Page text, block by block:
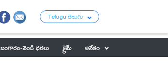
Telugu తెలుగు
బంగారం-వెండి ధరలు క్రైమ్
అనేకం